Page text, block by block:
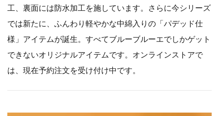
工、裏面には防水加工を施しています。さらに今シリーズ
では新たに、ふんわり軽やかな中綿入りの「パデッド仕
様」アイテムが誕生。すべてブルーブルーエでしかゲット
できないオリジナルアイテムです。オンラインストアで
は、現在予約注文を受け付け中です。